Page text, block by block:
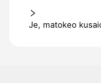
Je, matokeo